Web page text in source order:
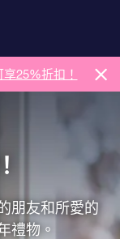
享25%折扣！
朋友和所愛的
禮物。